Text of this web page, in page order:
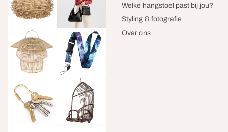
Welke hangstoel past bij jou?
Styling & fotografie
Over ons